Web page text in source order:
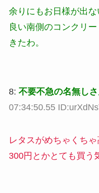
余りにもお日様が出
良い南側のコンクリ
きたわ。
8: 不要不急の名無し
07:34:50.55
レタスがめちゃくち
300円とかとても買う